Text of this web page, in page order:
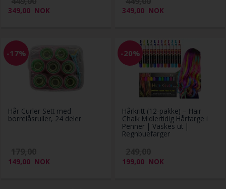
349,00 NOK 349,00 NOK
-17%
Hår Curler Sett med
borrelåsruller, 24 deler
149,00 NOK
-20%
Hårkritt (12-pakke) – Hair
Chalk Midlertidig Hårfarge i
Penner | Vaskes ut |
Regnbuefarger
199,00 NOK